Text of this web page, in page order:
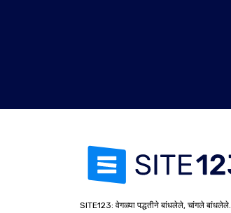
SITE123: वेगळ्या पद्धतीने बांधलेले, चांगले बांधलेले.